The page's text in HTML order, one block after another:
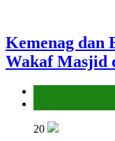
Kemenag dan
Wakaf Masjid
20